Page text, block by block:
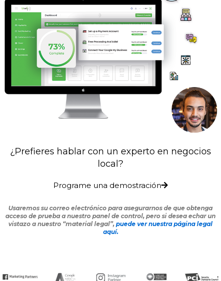
¿Prefieres hablar con un experto en negocios
local?
Programe una demostración
Usaremos su correo electrónico para asegurarnos de que obtenga
acceso de prueba a nuestro panel de control, pero si desea echar un
vistazo a nuestro “material legal”, puede ver nuestra página legal
aquí.